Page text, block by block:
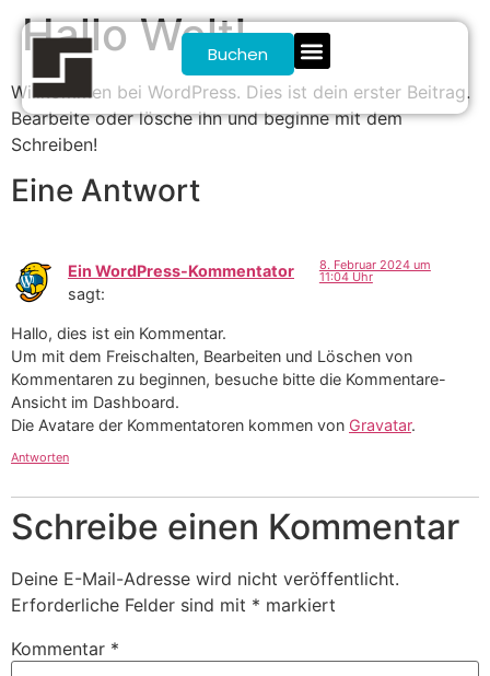
Buchen
Hallo Welt!
Willkommen bei WordPress. Dies ist dein erster Beitrag.
Bearbeite oder lösche ihn und beginne mit dem
Schreiben!
Eine Antwort
Ein WordPress-Kommentator
sagt:
8. Februar 2024 um
11:04 Uhr
Hallo, dies ist ein Kommentar.
Um mit dem Freischalten, Bearbeiten und Löschen von
Kommentaren zu beginnen, besuche bitte die Kommentare-
Ansicht im Dashboard.
Die Avatare der Kommentatoren kommen von Gravatar.
Antworten
Schreibe einen Kommentar
Deine E-Mail-Adresse wird nicht veröffentlicht.
Erforderliche Felder sind mit * markiert
Kommentar *